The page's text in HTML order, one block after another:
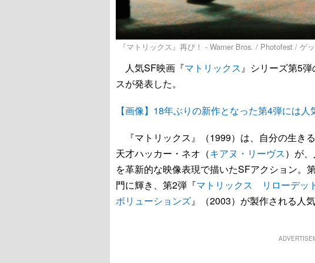
『マトリックス』再び！ - Warner Bros. / Photofest / ゲ
人気SF映画『マトリックス』シリーズ第5
スが発表した。
【画像】18年ぶりの新作となった第4弾には
『マトリックス』（1999）は、自分の生き
天才ハッカー・ネオ（キアヌ・リーヴス）が
を革新的な映像表現で描いたSFアクション。
門に輝き、第2弾『マトリックス リローデッ
ボリューションズ』（2003）が製作される人